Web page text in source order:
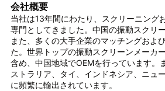
会社概要
当社は13年間にわたり、スクリーニング
専門としてきました。中国の振動スクリ
また、多くの大手企業のマッチングおよ
た。世界トップの振動スクリーンメーカ
含め、中国地域でOEMを行っています。
ストラリア、タイ、インドネシア、ニュ
に頻繁に輸出されています。